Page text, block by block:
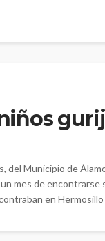
del Municipio de
mes de encontrarse
en Hermosillo